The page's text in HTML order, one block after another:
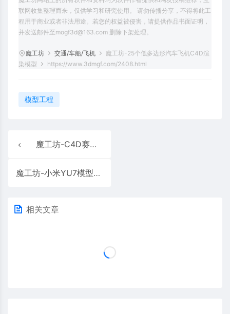
联网收集整理而来，仅供学习和研究使用。 请勿传播分享，不得将此工
程用于商业或者非法用途。若您的权益被侵害，请提供作品书面证明，
并发送邮件至mogf3d@163.com 删除下架处理。
魔工坊 交通/车船/飞机
魔工坊-25个低多边形汽车飞机C4D渲
染模型
https://www.3dmgf.com/2408.html
模型工程
魔工坊-C4D赛车模型白膜19
魔工坊-小米YU7模型小米汽车小米yu7 suv
相关文章